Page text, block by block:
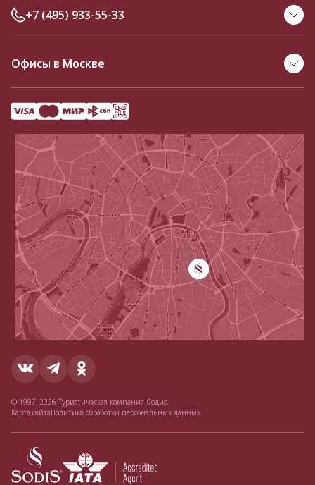
+7 (495) 933-55-33
Офисы в Москве
© 1997–2026 Туристическая компания Содис.
Карта сайтаПолитика обработки персональных данных